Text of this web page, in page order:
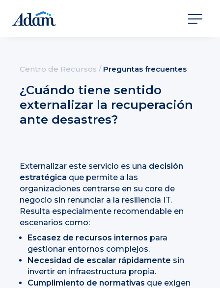
Centro de Recursos / Preguntas frecuentes
¿Cuándo tiene sentido
externalizar la recuperación
ante desastres?
Externalizar este servicio es una decisión
estratégica que permite a las
organizaciones centrarse en su core de
negocio sin renunciar a la resiliencia IT.
Resulta especialmente recomendable en
escenarios como:
Escasez de recursos internos para
gestionar entornos complejos.
Necesidad de escalar rápidamente sin
invertir en infraestructura propia.
Cumplimiento de normativas que exigen